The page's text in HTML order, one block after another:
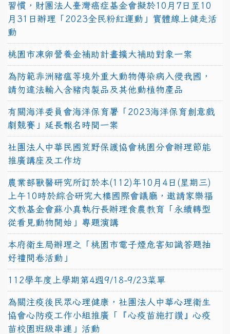
習慣，財團法人臺灣癌症基金會擬於10月7日至10
月31日辦理「2023全民粉紅運動」實體線上健走活
動
桃園市凍卵營養金補助計畫擴大補助對象一案
為防範非洲豬瘟等境外重大動物傳染病入侵我國，
請勿違法輸入含豬肉製品及其他動植物產品
有關海洋委員會海洋保育署「2023海洋保育創意戲
劇競賽」延長報名時間一案
社團法人中華民國荒野保護協會桃園分會辦理節能
推廣講座及工作坊
農業部獸醫研究所訂於本(112)年10月4日(星期三)
上午10時於綜合研究大樓國際會議廳，邀請家樂福
文教基金會蘇小真執行長辦理食農教育「永續轉型
從看見動物開始」專題演講
本府衛生局辦理之「桃園市電子煙危害知識答題抽
好禮問卷活動」
112學年度上學期第4週9/18-9/23菜單
為關注疫後民眾心理健康，社團法人中華心理衛生
協會心防疫工作小組推廣「『心疫苗施打讚』心疫
苗校園班級串連」活動